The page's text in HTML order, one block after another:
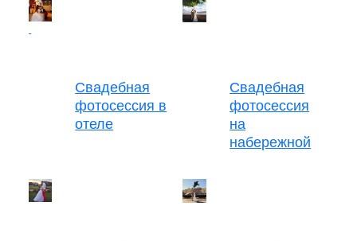
Свадебная
фотосессия в
отеле
Свадебная
фотосессия
на
набережной